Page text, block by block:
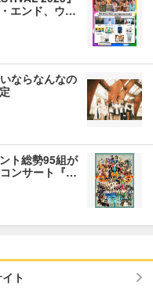
エンド、ウ…
ならなんなの
ト総勢95組が
ンサート『…
ト